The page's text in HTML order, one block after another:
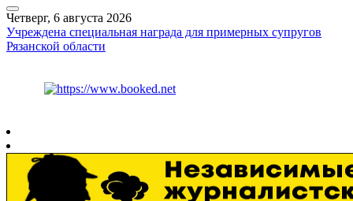
Четверг, 6 августа 2026
Учреждена специальная награда для примерных супругов
Рязанской области